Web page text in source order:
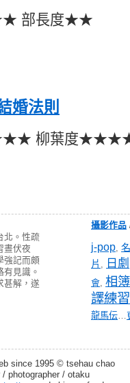
部長度★★
婚法則
柳葉度
北。性疏
晝伏夜
強記而頗
見識。
甚解，遂
攝影作品
j-pop,
片 , 日劇
會, 相簿
譯練習
龍馬伝…
since 1995 © tsehau chao
/ photographer / otaku